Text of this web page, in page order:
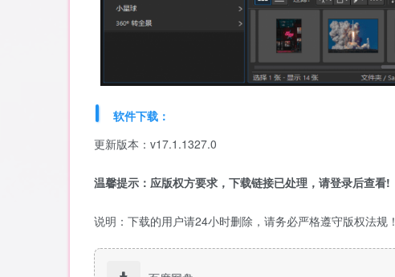
软件下载：
更新版本：v17.1.1327.0
温馨提示：应版权方要求，下载链接已处理，请登录后查看!
说明：下载的用户请24小时删除，请务必严格遵守版权法规！